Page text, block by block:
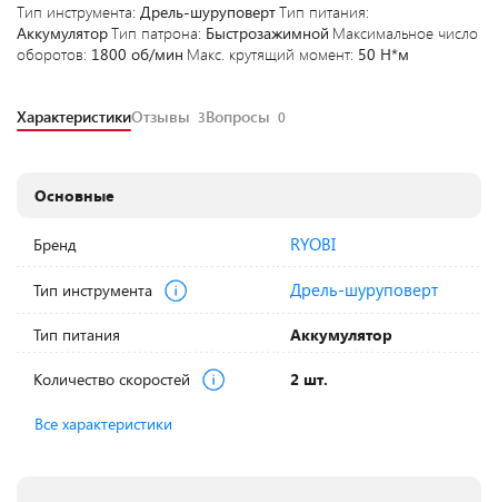
Тип инструмента: Дрель-шуруповертТип питания:
АккумуляторТип патрона: Быстрозажимной Максимальное число
оборотов: 1800 об/мин Макс. крутящий момент: 50 Н*м
ХарактеристикиОтзывы 3Вопросы 0
Основные
Бренд RYOBI
Тип инструмента Дрель-шуруповерт
Тип питания Аккумулятор
Количество скоростей 2 шт.
Все характеристики